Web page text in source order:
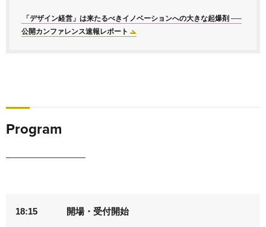
「デザイン経営」は来たるべきイノベーションへの大きな起爆剤 ──
公開カンファレンス速報レポート
Program
18:15 開場・受付開始